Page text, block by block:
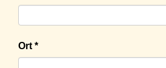
Ort *